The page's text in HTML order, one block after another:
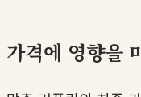
가격에 영향을